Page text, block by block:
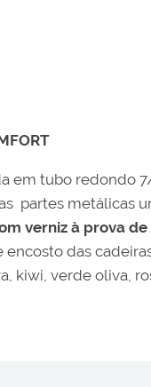
tubo redondo
partes
verniz à prova
das
kiwi, verde oliva,